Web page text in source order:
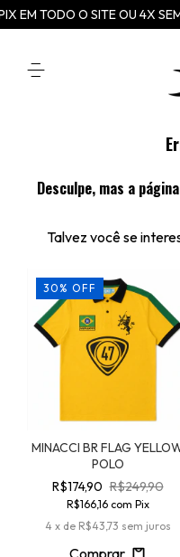
EM TODO O SITE OU 4X
Desculpe, mas a
Talvez você se
30 % OFF
MINACCI BR FLAG
POLO
R$174,90 R$249,90
R$166,16 com Pix
4 x de R$43,73 sem juros
Comprar